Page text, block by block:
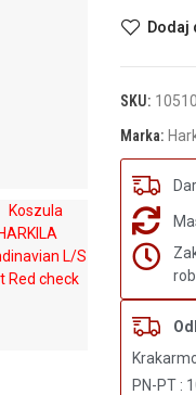
Dodaj
SKU:
Marka:
PN-PT :